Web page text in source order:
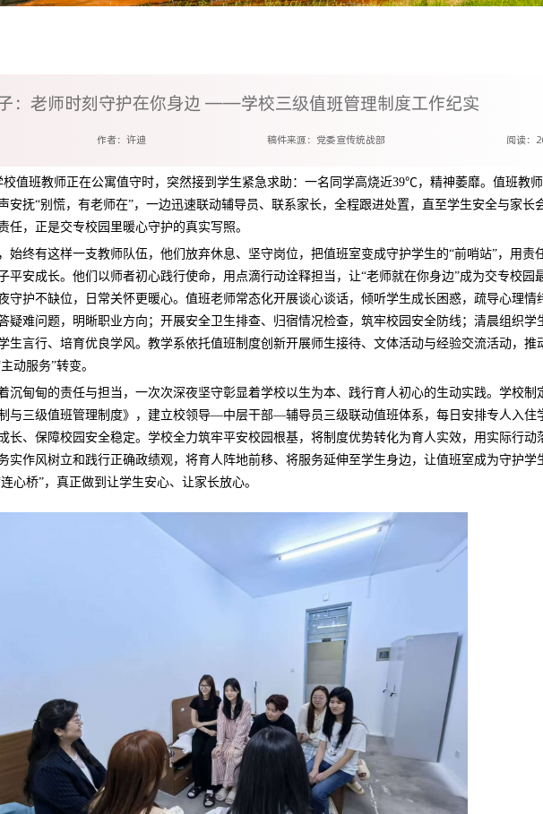
：老师时刻守护在你身边 ——学校三级值班管理制度工作纪实
作者：许迪 稿件来源：党委宣传统战部 阅读：
校值班教师正在公寓值守时，突然接到学生紧急求助：一名同学高烧近39℃，精神萎靡。值班教
安抚“别慌，有老师在”，一边迅速联动辅导员、联系家长，全程跟进处置，直至学生安全与家长
任，正是交专校园里暖心守护的真实写照。
始终有这样一支教师队伍，他们放弃休息、坚守岗位，把值班室变成守护学生的“前哨站”，用责
平安成长。他们以师者初心践行使命，用点滴行动诠释担当，让“老师就在你身边”成为交专校园
守护不缺位，日常关怀更暖心。值班老师常态化开展谈心谈话，倾听学生成长困惑，疏导心理情
疑难问题，明晰职业方向；开展安全卫生排查、归宿情况检查，筑牢校园安全防线；清晨组织学
生言行、培育优良学风。教学系依托值班制度创新开展师生接待、文体活动与经验交流活动，推
动服务”转变。
沉甸甸的责任与担当，一次次深夜坚守彰显着学校以生为本、践行育人初心的生动实践。学校制
与三级值班管理制度》，建立校领导—中层干部—辅导员三级联动值班体系，每日安排专人入住
长、保障校园安全稳定。学校全力筑牢平安校园根基，将制度优势转化为育人实效，用实际行动
实作风树立和践行正确政绩观，将育人阵地前移、将服务延伸至学生身边，让值班室成为守护学
心桥”，真正做到让学生安心、让家长放心。